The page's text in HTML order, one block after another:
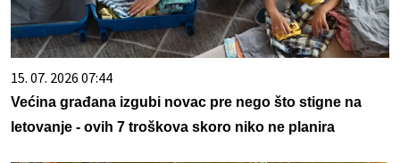
15. 07. 2026 07:44
Većina građana izgubi novac pre nego što stigne na
letovanje - ovih 7 troškova skoro niko ne planira